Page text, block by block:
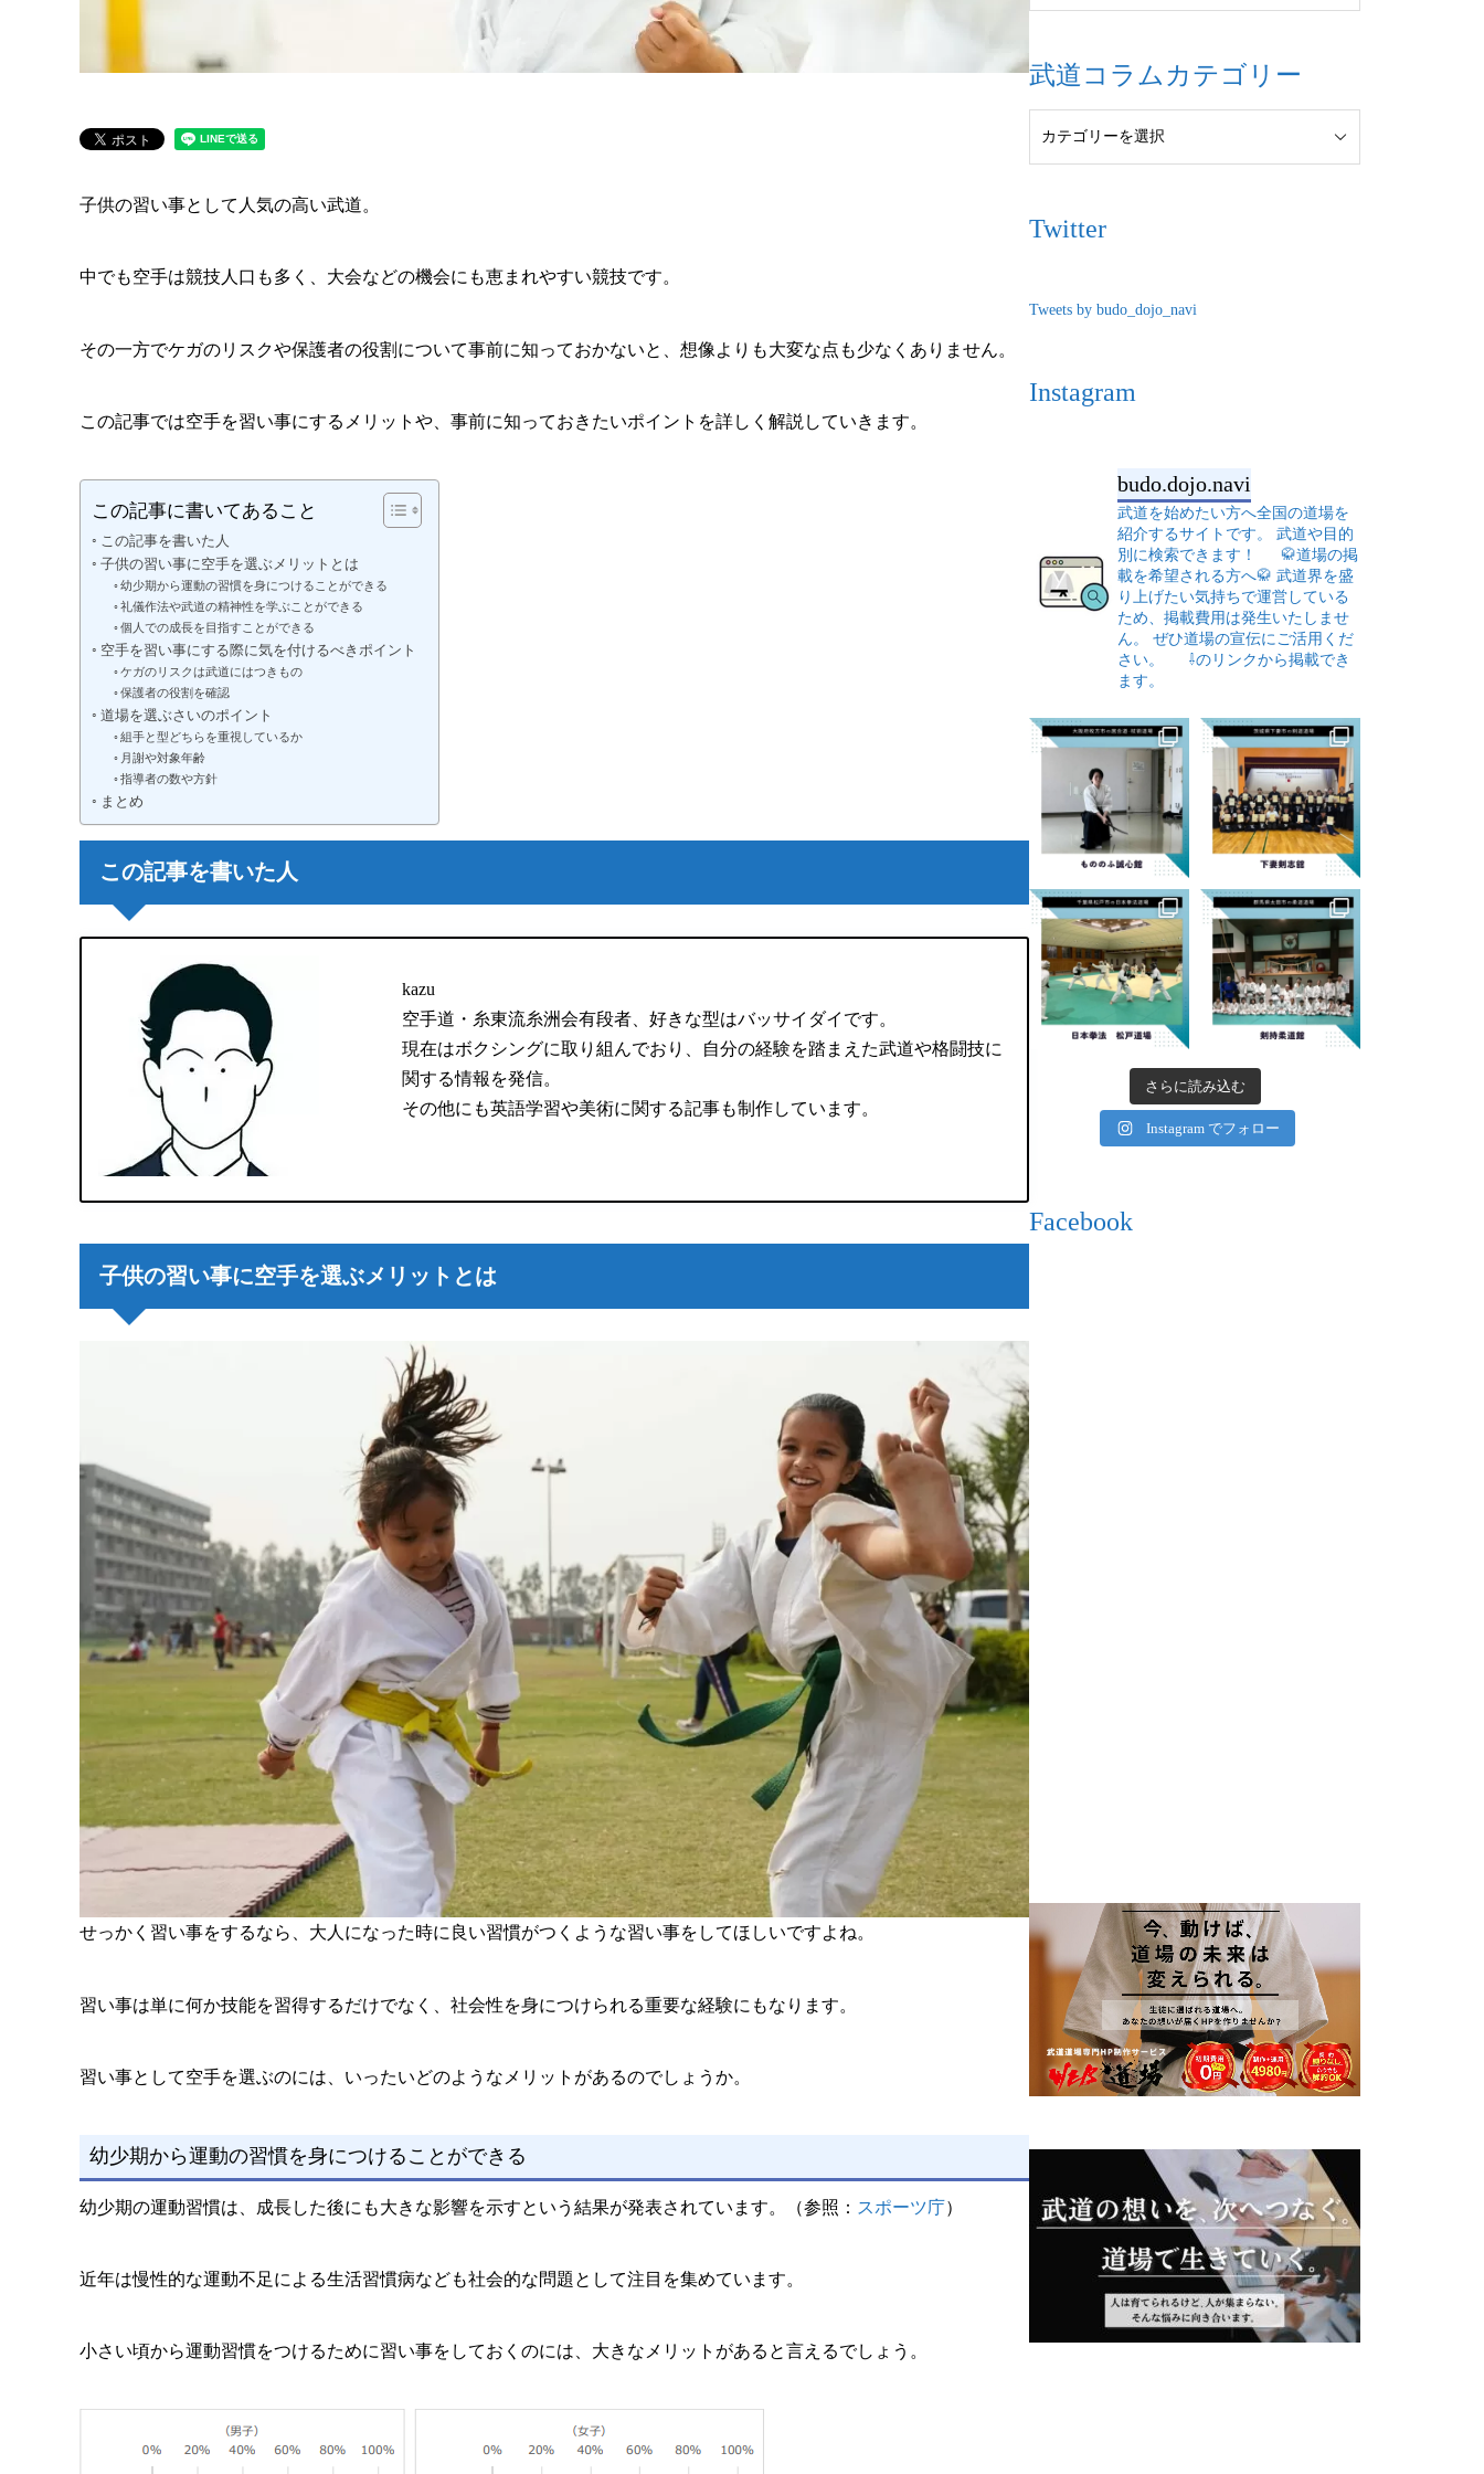
子供の習い事として人気の高い武道。
中でも空手は競技人口も多く、大会などの機会にも恵まれやすい競技です。
その一方でケガのリスクや保護者の役割について事前に知っておかないと、想像よりも大変な点も少なくありません。
この記事では空手を習い事にするメリットや、事前に知っておきたいポイントを詳しく解説していきます。
この記事に書いてあること
この記事を書いた人
子供の習い事に空手を選ぶメリットとは
幼少期から運動の習慣を身につけることができる
礼儀作法や武道の精神性を学ぶことができる
個人での成長を目指すことができる
空手を習い事にする際に気を付けるべきポイント
ケガのリスクは武道にはつきもの
保護者の役割を確認
道場を選ぶさいのポイント
組手と型どちらを重視しているか
月謝や対象年齢
指導者の数や方針
まとめ
この記事を書いた人
kazu
空手道・糸東流糸洲会有段者、好きな型はバッサイダイです。
現在はボクシングに取り組んでおり、自分の経験を踏まえた武道や格闘技に
関する情報を発信。
その他にも英語学習や美術に関する記事も制作しています。
子供の習い事に空手を選ぶメリットとは
せっかく習い事をするなら、大人になった時に良い習慣がつくような習い事をしてほしいですよね。
習い事は単に何か技能を習得するだけでなく、社会性を身につけられる重要な経験にもなります。
習い事として空手を選ぶのには、いったいどのようなメリットがあるのでしょうか。
幼少期から運動の習慣を身につけることができる
幼少期の運動習慣は、成長した後にも大きな影響を示すという結果が発表されています。（参照： スポーツ庁）
近年は慢性的な運動不足による生活習慣病なども社会的な問題として注目を集めています。
小さい頃から運動習慣をつけるために習い事をしておくのには、大きなメリットがあると言えるでしょう。
武道コラムカテゴリー
Twitter
Tweets by budo_dojo_navi
Instagram
budo.dojo.navi
武道を始めたい方へ全国の道場を
紹介するサイトです。
武道や目的
別に検索できます！
🥋道場の掲
載を希望される方へ🥋 武道界を盛
り上げたい気持ちで運営している
ため、掲載費用は発生いたしませ
ん。
ぜひ道場の宣伝にご活用くだ
さい。
⇩のリンクから掲載でき
ます。
さらに読み込む
Instagram でフォロー
Facebook